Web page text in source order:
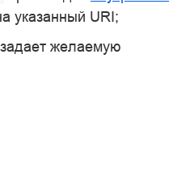
указанный URI;
задает желаемую